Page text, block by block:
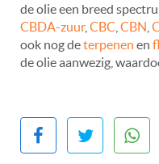
de olie een breed
CBDA-zuur, CBC CBN
ook nog deterpenen en
de olie aanwezig,